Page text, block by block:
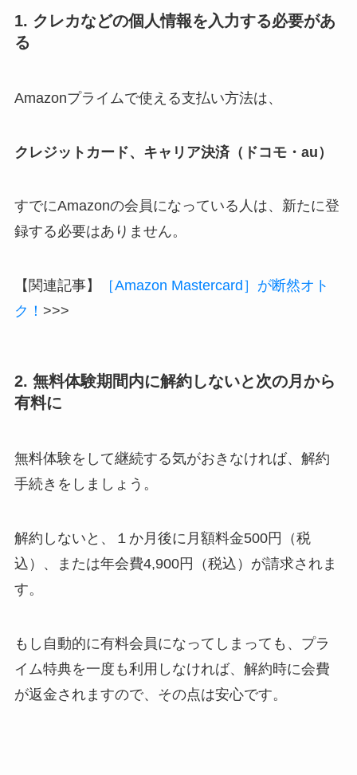
1. クレカなどの個人情報を入力する必要があ
る
Amazonプライムで使える支払い方法は、
クレジットカード、キャリア決済（ドコモ・au）
すでにAmazonの会員になっている人は、新たに登
録する必要はありません。
【関連記事】
［Amazon Mastercard］が断然オト
ク！ >>>
2. 無料体験期間内に解約しないと次の月から
有料に
無料体験をして継続する気がおきなければ、解約
手続きをしましょう。
解約しないと、１か月後に月額料金500円（税
込）、または年会費4,900円（税込）が請求されま
す。
もし自動的に有料会員になってしまっても、プラ
イム特典を一度も利用しなければ、解約時に会費
が返金されますので、その点は安心です。